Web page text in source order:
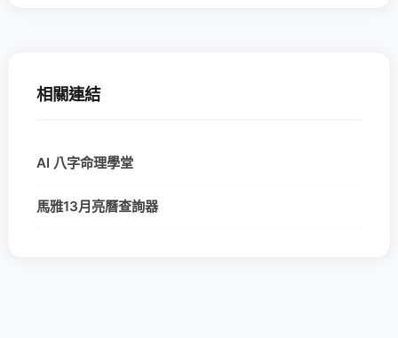
相關連結
AI 八字命理學堂
馬雅13月亮曆查詢器